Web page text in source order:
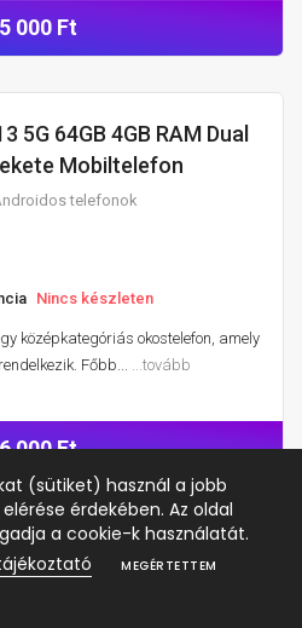
000 Ft
5G 64GB 4GB RAM Dual
Mobiltelefon
telefonok
Nincs készleten
középkategóriás okostelefon, amely
Főbb... ...tovább
000 Ft
HASZNÁLT ANDROIDOS TELEFONOK
5G 128GB 6GB RAM Dual
(sütiket) használ a jobb
érdekében. Az oldal
a cookie-k használatát.
MEGÉRTETTEM